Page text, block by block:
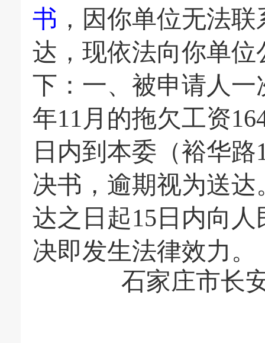
书 ，因你单位无法
达， 现依法向你单
下： 一、 被申请人一
年11月的拖欠工资
日内到本委（裕华路
决书，逾期视为送
达之日起15日内向
决即发生法律效力 。
石家庄市长